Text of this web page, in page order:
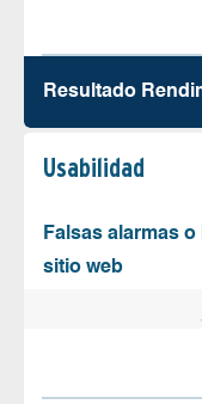
Resultado
Usabilidad
Falsas alarmas
sitio web